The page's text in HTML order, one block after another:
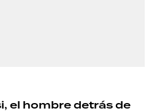
el hombre detrás de